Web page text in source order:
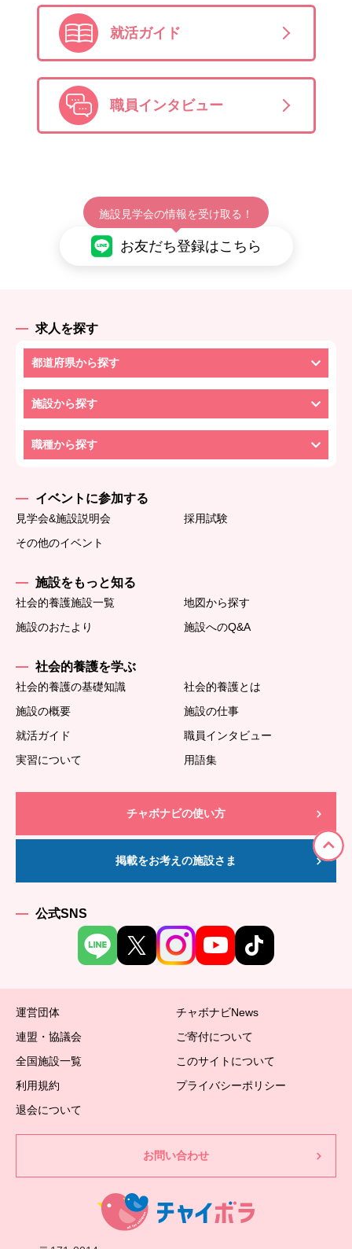
就活ガイド
職員インタビュー
施設見学会の情報を受け取る！
お友だち登録はこちら
求人を探す
都道府県から探す
施設から探す
職種から探す
イベントに参加する
見学会&施設説明会
採用試験
その他のイベント
施設をもっと知る
社会的養護施設一覧
地図から探す
施設のおたより
施設へのQ&A
社会的養護を学ぶ
社会的養護の基礎知識
社会的養護とは
施設の概要
施設の仕事
就活ガイド
職員インタビュー
実習について
用語集
チャボナビの使い方
掲載をお考えの施設さま
公式SNS
運営団体
チャボナビNews
連盟・協議会
ご寄付について
全国施設一覧
このサイトについて
利用規約
プライバシーポリシー
退会について
お問い合わせ